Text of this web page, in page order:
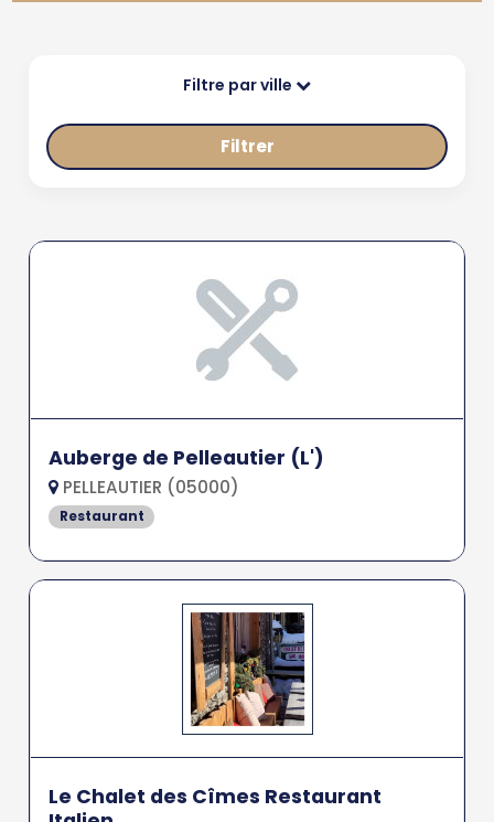
Filtre par ville
Filtrer
Auberge de Pelleautier (L')
PELLEAUTIER (05000)
Restaurant
Le Chalet des Cîmes Restaurant